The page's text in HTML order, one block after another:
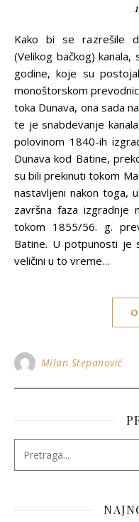
Kako bi se razrešile dugogodišnje teškoće Francovog
(Velikog bačkog)
godine, koje su
monoštorskom
toka Dunava, ona sada
te je snabdevanje
polovinom 1840-ih
Dunava kod Batine,
su bili prekinuti tokom
nastavljeni nakon toga,
završna faza izgradnje
tokom 1855/56. g.
Batine. U potpunosti je
veličini u to vreme…
Milan Stepanović